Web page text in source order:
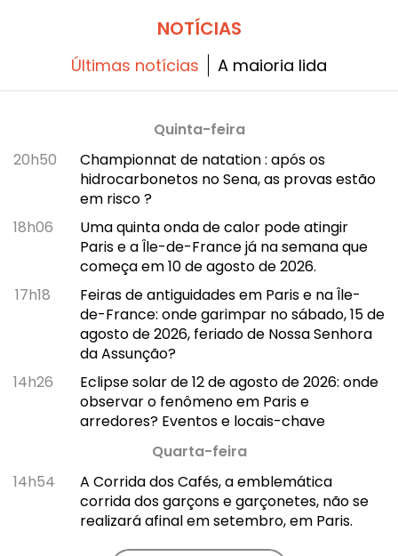
NOTÍCIAS
Últimas notícias A maioria lida
Quinta-feira
20h50
Championnat de natation : após os
hidrocarbonetos no Sena, as provas estão
em risco ?
18h06
Uma quinta onda de calor pode atingir
Paris e a Île-de-France já na semana que
começa em 10 de agosto de 2026.
17h18
Feiras de antiguidades em Paris e na Île-
de-France: onde garimpar no sábado, 15 de
agosto de 2026, feriado de Nossa Senhora
da Assunção?
14h26
Eclipse solar de 12 de agosto de 2026: onde
observar o fenômeno em Paris e
arredores? Eventos e locais-chave
Quarta-feira
14h54
A Corrida dos Cafés, a emblemática
corrida dos garçons e garçonetes, não se
realizará afinal em setembro, em Paris.